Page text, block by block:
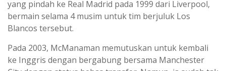
yang pindah ke Real Madrid pada 1999 dari Liverpool,
bermain selama 4 musim untuk tim berjuluk Los
Blancos tersebut.
Pada 2003, McManaman memutuskan untuk kembali
ke Inggris dengan bergabung bersama Manchester